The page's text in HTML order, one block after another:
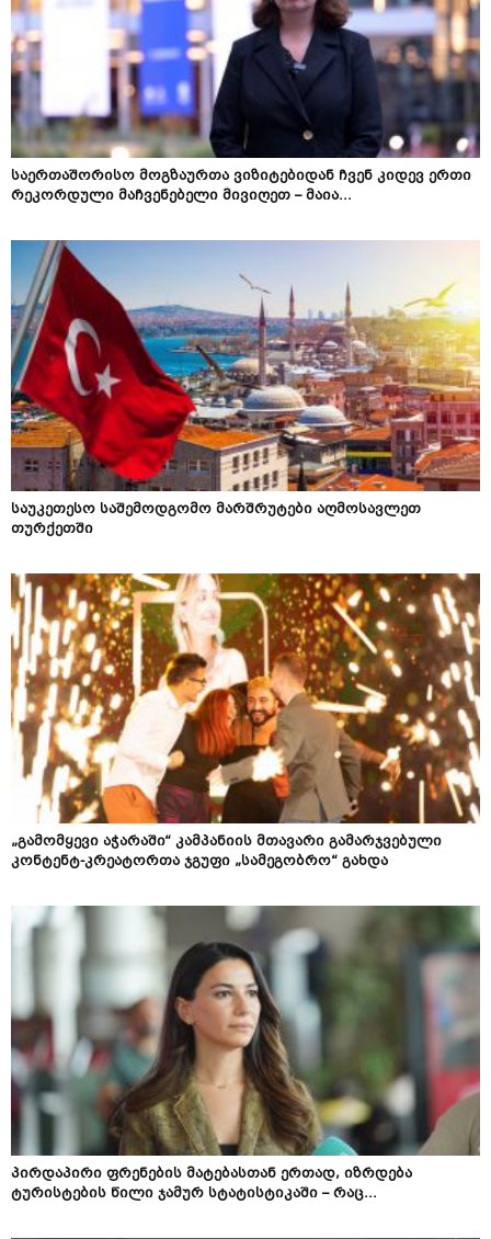
საერთაშორისო მოგზაურთა ვიზიტებიდან ჩვენ კიდევ ერთი
რეკორდული მაჩვენებელი მივიღეთ – მაია...
საუკეთესო საშემოდგომო მარშრუტები აღმოსავლეთ
თურქეთში
„გამომყევი აჭარაში“ კამპანიის მთავარი გამარჯვებული
კონტენტ-კრეატორთა ჯგუფი „სამეგობრო“ გახდა
პირდაპირი ფრენების მატებასთან ერთად, იზრდება
ტურისტების წილი ჯამურ სტატისტიკაში – რაც...